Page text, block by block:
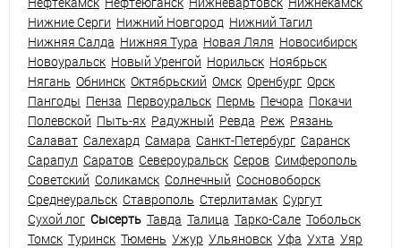
Нижние Серги Нижний Новгород Нижний Тагил
Нижняя Салда Нижняя Тура Новая Ляля Новосибирск
Новоуральск Новый Уренгой Норильск Ноябрьск
Нягань Обнинск Октябрьский Омск Оренбург Орск
Пангоды Пенза Первоуральск Пермь Печора Покачи
Полевской Пыть-ях Радужный Ревда Реж Рязань
Салават Салехард Самара Санкт-Петербург Саранск
Сарапул Саратов Североуральск Серов Симферополь
Советский Соликамск Солнечный Сосновоборск
Среднеуральск Ставрополь Стерлитамак Сургут
Сухой лог Сысерть Тавда Талица Тарко-Сале Тобольск
Томск Туринск Тюмень Ужур Ульяновск Уфа Ухта Уяр